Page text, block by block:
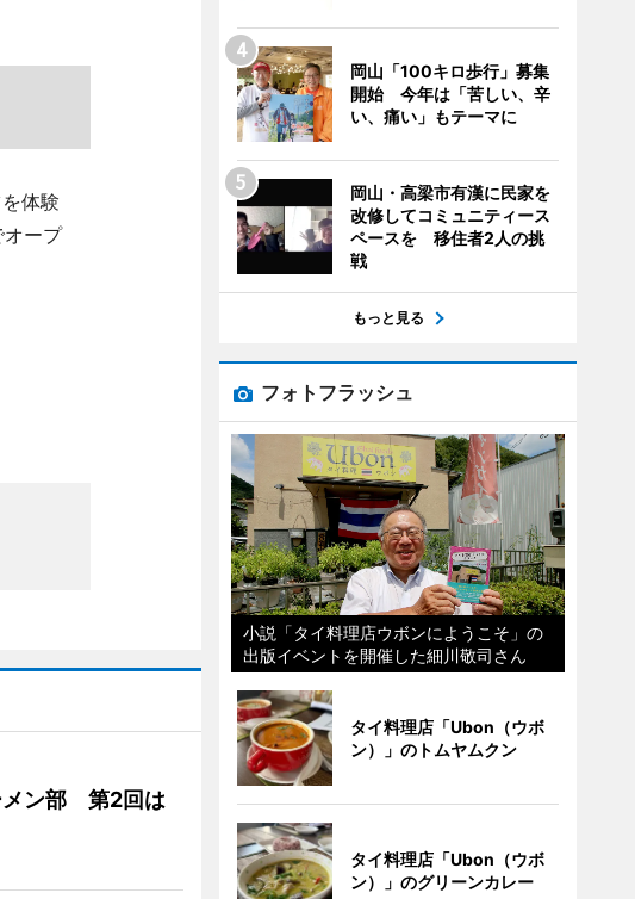
体験
ープ
メン部 第2回は
岡山「100キロ歩行」募集
開始 今年は「苦しい、辛
い、痛い」もテーマに
岡山・高梁市有漢に民家を
改修してコミュニティース
ペースを 移住者2人の挑
戦
もっと見る
フォトフラッシュ
小説「タイ料理店ウボンにようこそ」の
出版イベントを開催した細川敬司さん
タイ料理店「Ubon（ウボ
ン）」のトムヤムクン
タイ料理店「Ubon（ウボ
ン）」のグリーンカレー